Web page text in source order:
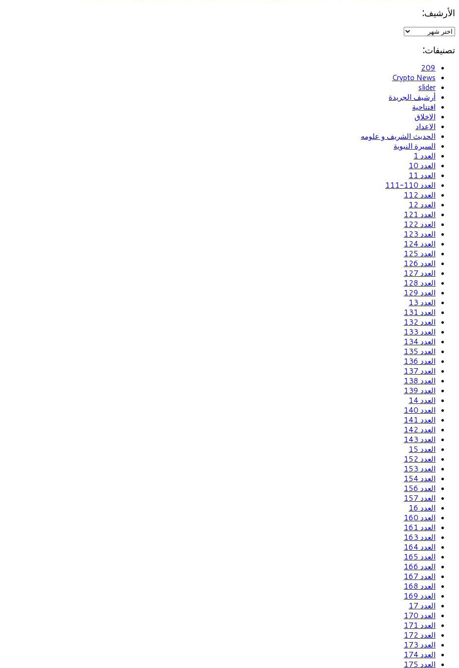
الأرشيف:
تصنيفات:
209
Crypto News
slider
أرشيف الجريدة
افتتاحية
الاخلاق
الاعداد
الحديث الشريف و علومه
السيرة النبوية
العدد 1
العدد 10
العدد 11
العدد 110-111
العدد 112
العدد 12
العدد 121
العدد 122
العدد 123
العدد 124
العدد 125
العدد 126
العدد 127
العدد 128
العدد 129
العدد 13
العدد 131
العدد 132
العدد 133
العدد 134
العدد 135
العدد 136
العدد 137
العدد 138
العدد 139
العدد 14
العدد 140
العدد 141
العدد 142
العدد 143
العدد 15
العدد 152
العدد 153
العدد 154
العدد 156
العدد 157
العدد 16
العدد 160
العدد 161
العدد 163
العدد 164
العدد 165
العدد 166
العدد 167
العدد 168
العدد 169
العدد 17
العدد 170
العدد 171
العدد 172
العدد 173
العدد 174
العدد 175